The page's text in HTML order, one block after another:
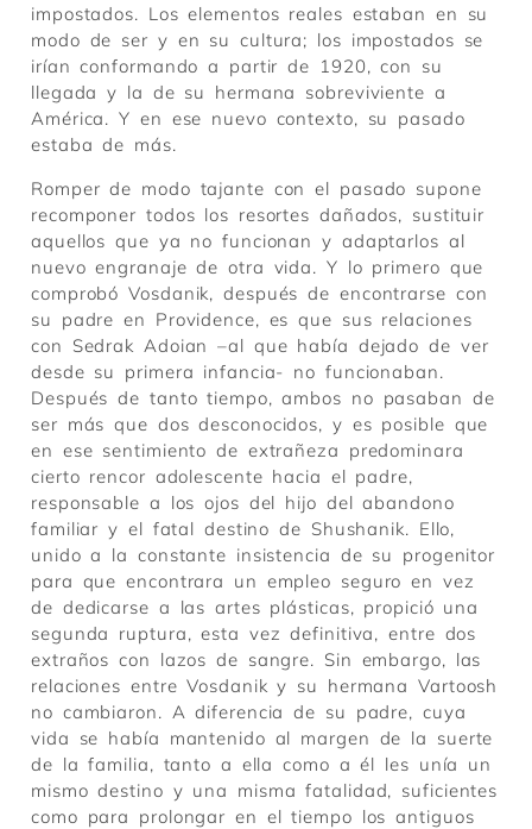
impostados. Los elementos reales estaban en su
modo de ser y en su cultura; los impostados se
irían conformando a partir de 1920, con su
llegada y la de su hermana sobreviviente a
América. Y en ese nuevo contexto, su pasado
estaba de más.
Romper de modo tajante con el pasado supone
recomponer todos los resortes dañados, sustituir
aquellos que ya no funcionan y adaptarlos al
nuevo engranaje de otra vida. Y lo primero que
comprobó Vosdanik, después de encontrarse con
su padre en Providence, es que sus relaciones
con Sedrak Adoian –al que había dejado de ver
desde su primera infancia- no funcionaban.
Después de tanto tiempo, ambos no pasaban de
ser más que dos desconocidos, y es posible que
en ese sentimiento de extrañeza predominara
cierto rencor adolescente hacia el padre,
responsable a los ojos del hijo del abandono
familiar y el fatal destino de Shushanik. Ello,
unido a la constante insistencia de su progenitor
para que encontrara un empleo seguro en vez
de dedicarse a las artes plásticas, propició una
segunda ruptura, esta vez definitiva, entre dos
extraños con lazos de sangre. Sin embargo, las
relaciones entre Vosdanik y su hermana Vartoosh
no cambiaron. A diferencia de su padre, cuya
vida se había mantenido al margen de la suerte
de la familia, tanto a ella como a él les unía un
mismo destino y una misma fatalidad, suficientes
como para prolongar en el tiempo los antiguos